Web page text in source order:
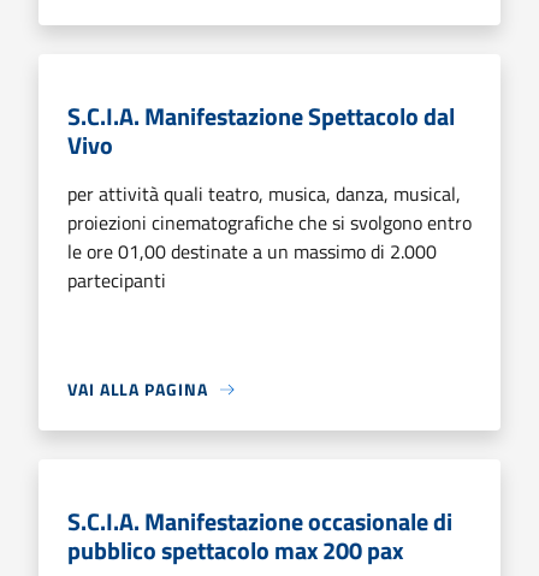
S.C.I.A. Manifestazione Spettacolo dal
Vivo
per attività quali teatro, musica, danza, musical,
proiezioni cinematografiche che si svolgono entro
le ore 01,00 destinate a un massimo di 2.000
partecipanti
VAI ALLA PAGINA
S.C.I.A. Manifestazione occasionale di
pubblico spettacolo max 200 pax